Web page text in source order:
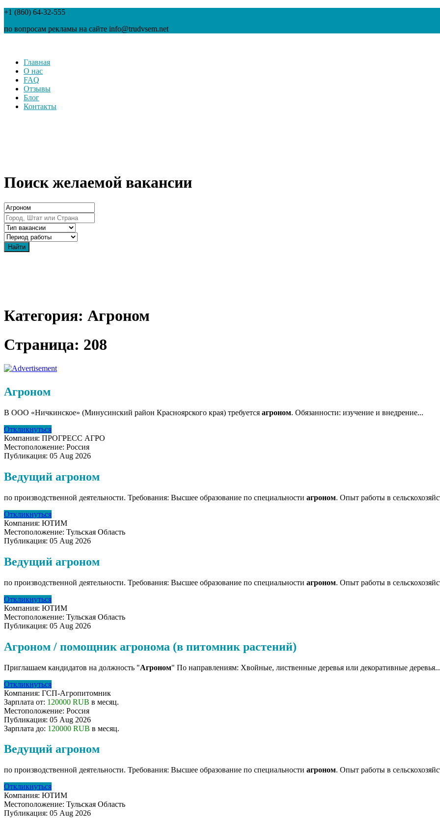
+1 (860) 64-32-555
по вопросам рекламы на сайте info@trudvsem.net
Главная
О нас
FAQ
Отзывы
Блог
Контакты
Поиск желаемой вакансии
Категория: Агроном
Страница: 208
Агроном
В ООО «Ничкинское» (Минусинский район Красноярского края) требуется агроном. Обязанности: изучение и внедрение...
Откликнуться
Компания: ПРОГРЕСС АГРО
Местоположение: Россия
Публикация: 05 Aug 2026
Ведущий агроном
по производственной деятельности. Требования: Высшее образование по специальности агроном. Опыт работы в
Откликнуться
Компания: ЮТИМ
Местоположение: Тульская Область
Публикация: 05 Aug 2026
Ведущий агроном
по производственной деятельности. Требования: Высшее образование по специальности агроном. Опыт работы в
Откликнуться
Компания: ЮТИМ
Местоположение: Тульская Область
Публикация: 05 Aug 2026
Агроном / помощник агронома (в питомник растений)
Приглашаем кандидатов на должность "Агроном" По направлениям: Хвойные, лиственные деревья или декоративные деревья...
Откликнуться
Компания: ГСП-Агропитомник
Зарплата от: 120000 RUB в месяц.
Местоположение: Россия
Публикация: 05 Aug 2026
Зарплата до: 120000 RUB в месяц.
Ведущий агроном
по производственной деятельности. Требования: Высшее образование по специальности агроном. Опыт работы в
Откликнуться
Компания: ЮТИМ
Местоположение: Тульская Область
Публикация: 05 Aug 2026